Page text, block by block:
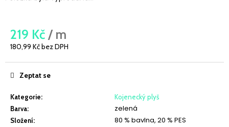
219 Kč / m
180,99 Kč bez DPH
cena:
Kategorie:
Kojenecký plyš
Barva: zelená
Složení: 80 % bavlna, 20 % PES
Zeptat se
D
o
p